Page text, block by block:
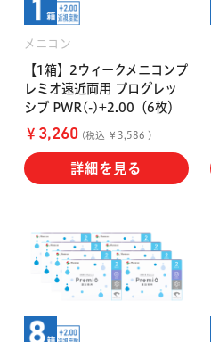
メニコン
【1箱】2ウィークメニコンプ
レミオ遠近両用 プログレッ
シブ PWR(-)+2.00（6枚）
￥ 3,260(税込 ￥3,586 )
詳細を見る